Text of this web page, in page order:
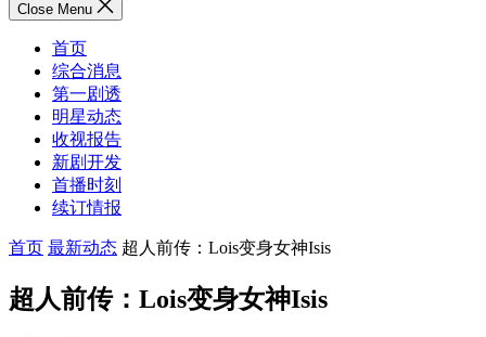
Close Menu
首页
综合消息
第一剧透
明星动态
收视报告
新剧开发
首播时刻
续订情报
首页 最新动态 超人前传：Lois变身女神Isis
超人前传：Lois变身女神Isis